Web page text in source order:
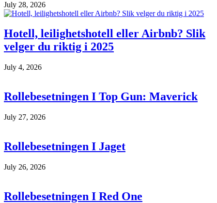
July 28, 2026
Hotell, leilighetshotell eller Airbnb? Slik
velger du riktig i 2025
July 4, 2026
Rollebesetningen I Top Gun: Maverick
July 27, 2026
Rollebesetningen I Jaget
July 26, 2026
Rollebesetningen I Red One